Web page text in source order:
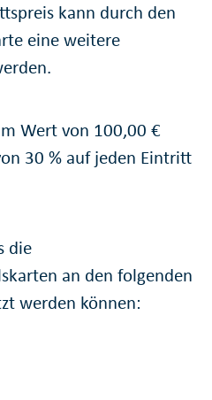
kann durch den
eine weitere
Wert von 100,00 €
30 % auf jeden Eintritt
die
an den folgenden
werden können: